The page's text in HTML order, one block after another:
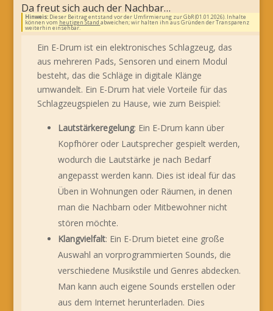
Da freut sich auch der Nachbar…
Hinweis:Dieser Beitrag entstand vor der Umfirmierung zur GbR (01.01.2026). Inhalte
können vom heutigen Stand abweichen; wir halten ihn aus Gründen der Transparenz
weiterhin einsehbar.
Ein E-Drum ist ein elektronisches Schlagzeug, das
aus mehreren Pads, Sensoren und einem Modul
besteht, das die Schläge in digitale Klänge
umwandelt. Ein E-Drum hat viele Vorteile für das
Schlagzeugspielen zu Hause, wie zum Beispiel:
Lautstärkeregelung: Ein E-Drum kann über
Kopfhörer oder Lautsprecher gespielt werden,
wodurch die Lautstärke je nach Bedarf
angepasst werden kann. Dies ist ideal für das
Üben in Wohnungen oder Räumen, in denen
man die Nachbarn oder Mitbewohner nicht
stören möchte.
Klangvielfalt: Ein E-Drum bietet eine große
Auswahl an vorprogrammierten Sounds, die
verschiedene Musikstile und Genres abdecken.
Man kann auch eigene Sounds erstellen oder
aus dem Internet herunterladen. Dies